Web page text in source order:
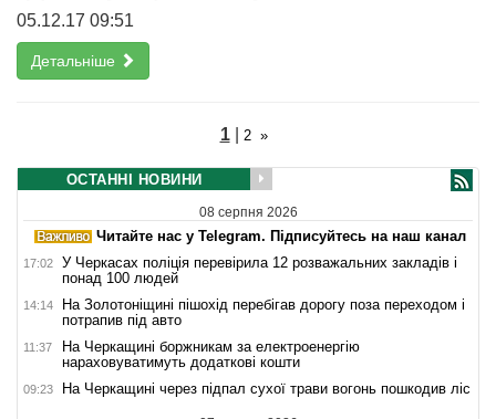
05.12.17 09:51
Детальніше
1| 2 »
ОСТАННІ НОВИНИ
08 серпня 2026
Читайте нас у Telegram. Підписуйтесь на наш канал
17:02
У Черкасах поліція перевірила 12 розважальних закладів і
понад 100 людей
14:14
На Золотоніщині пішохід перебігав дорогу поза переходом і
потрапив під авто
11:37
На Черкащині боржникам за електроенергію
нараховуватимуть додаткові кошти
09:23 На Черкащині через підпал сухої трави вогонь пошкодив ліс